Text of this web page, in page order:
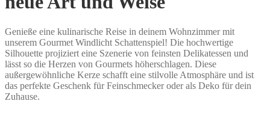
Genieße eine kulinarische Reise in deinem Wohnzimmer mit
unserem Gourmet Windlicht Schattenspiel! Die hochwertige
Silhouette projiziert eine Szenerie von feinsten Delikatessen und
lässt so die Herzen von Gourmets höherschlagen. Diese
außergewöhnliche Kerze schafft eine stilvolle Atmosphäre und ist
das perfekte Geschenk für Feinschmecker oder als Deko für dein
Zuhause.